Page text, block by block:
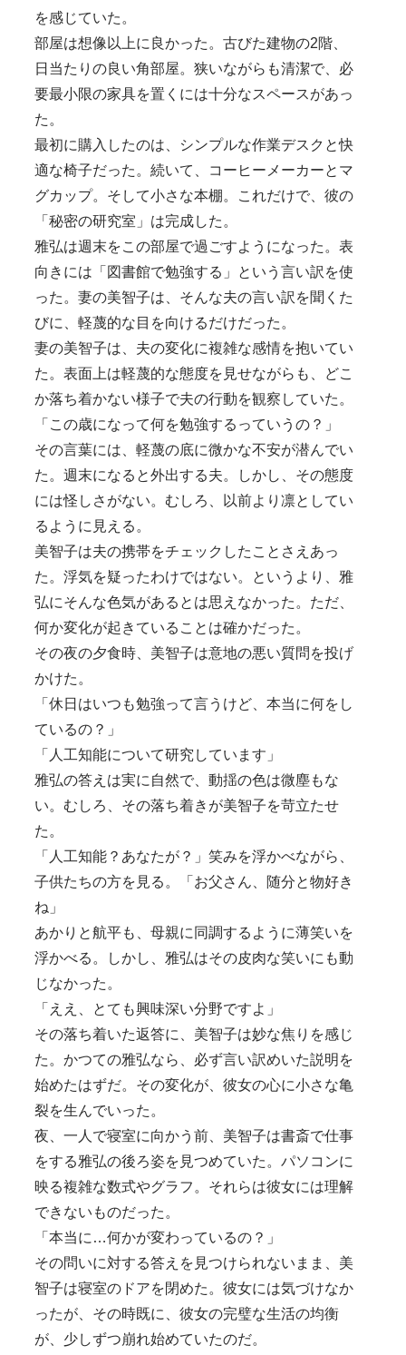
を感じていた。
部屋は想像以上に良かった。古びた建物の2階、
日当たりの良い角部屋。狭いながらも清潔で、必
要最小限の家具を置くには十分なスペースがあっ
た。
最初に購入したのは、シンプルな作業デスクと快
適な椅子だった。続いて、コーヒーメーカーとマ
グカップ。そして小さな本棚。これだけで、彼の
「秘密の研究室」は完成した。
雅弘は週末をこの部屋で過ごすようになった。表
向きには「図書館で勉強する」という言い訳を使
った。妻の美智子は、そんな夫の言い訳を聞くた
びに、軽蔑的な目を向けるだけだった。
妻の美智子は、夫の変化に複雑な感情を抱いてい
た。表面上は軽蔑的な態度を見せながらも、どこ
か落ち着かない様子で夫の行動を観察していた。
「この歳になって何を勉強するっていうの？」
その言葉には、軽蔑の底に微かな不安が潜んでい
た。週末になると外出する夫。しかし、その態度
には怪しさがない。むしろ、以前より凛としてい
るように見える。
美智子は夫の携帯をチェックしたことさえあっ
た。浮気を疑ったわけではない。というより、雅
弘にそんな色気があるとは思えなかった。ただ、
何か変化が起きていることは確かだった。
その夜の夕食時、美智子は意地の悪い質問を投げ
かけた。
「休日はいつも勉強って言うけど、本当に何をし
ているの？」
「人工知能について研究しています」
雅弘の答えは実に自然で、動揺の色は微塵もな
い。むしろ、その落ち着きが美智子を苛立たせ
た。
「人工知能？あなたが？」笑みを浮かべながら、
子供たちの方を見る。「お父さん、随分と物好き
ね」
あかりと航平も、母親に同調するように薄笑いを
浮かべる。しかし、雅弘はその皮肉な笑いにも動
じなかった。
「ええ、とても興味深い分野ですよ」
その落ち着いた返答に、美智子は妙な焦りを感じ
た。かつての雅弘なら、必ず言い訳めいた説明を
始めたはずだ。その変化が、彼女の心に小さな亀
裂を生んでいった。
夜、一人で寝室に向かう前、美智子は書斎で仕事
をする雅弘の後ろ姿を見つめていた。パソコンに
映る複雑な数式やグラフ。それらは彼女には理解
できないものだった。
「本当に…何かが変わっているの？」
その問いに対する答えを見つけられないまま、美
智子は寝室のドアを閉めた。彼女には気づけなか
ったが、その時既に、彼女の完璧な生活の均衡
が、少しずつ崩れ始めていたのだ。